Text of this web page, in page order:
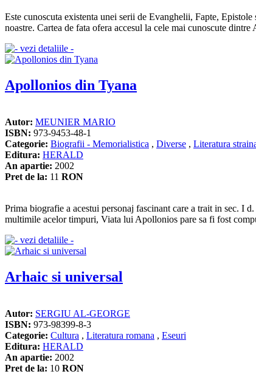
Este cunoscuta existenta unei serii de Evanghelii, Fapte,
noastre. Cartea de fata ofera accesul la cele mai cunoscute
Apollonios din Tyana
Autor: MEUNIER MARIO
ISBN: 973-9453-48-1
Categorie: Biografii - Memorialistica , Diverse , Literatura
Editura: HERALD
An apartie: 2002
Pret de la: 11 RON
Prima biografie a acestui personaj fascinant care a trait in sec. I
multimile acelor timpuri, Viata lui Apollonios pare sa fi fost
Arhaic si universal
Autor: SERGIU AL-GEORGE
ISBN: 973-98399-8-3
Categorie: Cultura , Literatura romana , Eseuri
Editura: HERALD
An apartie: 2002
Pret de la: 10 RON